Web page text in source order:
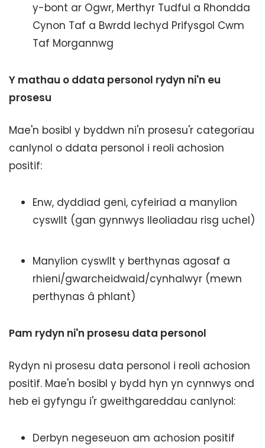
y-bont ar Ogwr, Merthyr Tudful a Rhondda
Cynon Taf a Bwrdd Iechyd Prifysgol Cwm
Taf Morgannwg
Y mathau o ddata personol rydyn ni'n eu
prosesu
Mae'n bosibl y byddwn ni'n prosesu'r categorïau
canlynol o ddata personol i reoli achosion
positif:
Enw, dyddiad geni, cyfeiriad a manylion
cyswllt (gan gynnwys lleoliadau risg uchel)
Manylion cyswllt y berthynas agosaf a
rhieni/gwarcheidwaid/cynhalwyr (mewn
perthynas â phlant)
Pam rydyn ni'n prosesu data personol
Rydyn ni prosesu data personol i reoli achosion
positif. Mae'n bosibl y bydd hyn yn cynnwys ond
heb ei gyfyngu i'r gweithgareddau canlynol:
Derbyn negeseuon am achosion positif